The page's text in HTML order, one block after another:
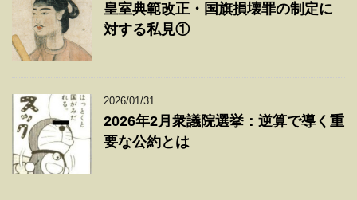
皇室典範改正・国旗損壊罪の制定に
対する私見①
2026/01/31
2026年2月衆議院選挙：逆算で導く重
要な公約とは